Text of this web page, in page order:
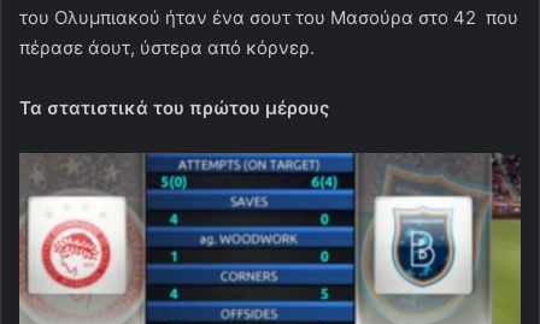
του Ολυμπιακού ήταν ένα σουτ του Μασούρα στο 42 που
πέρασε άουτ, ύστερα από κόρνερ.
Τα στατιστικά του πρώτου μέρους